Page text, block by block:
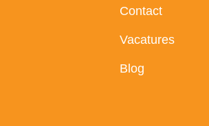
Contact
Vacatures
Blog